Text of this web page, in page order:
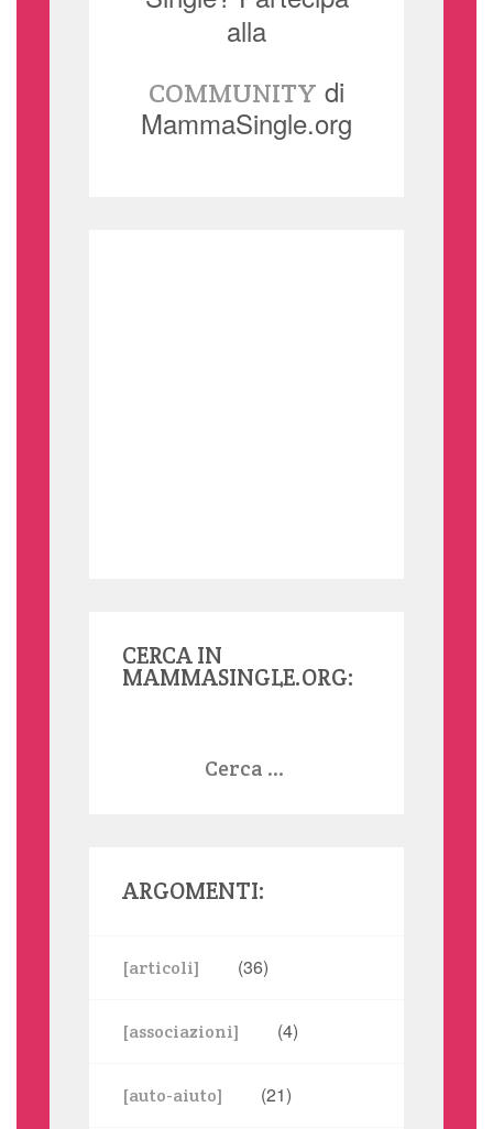
alla
COMMUNITY di
MammaSingle.org
CERCA IN
MAMMASINGLE.ORG:
ARGOMENTI:
[articoli] (36)
[associazioni] (4)
[auto-aiuto] (21)